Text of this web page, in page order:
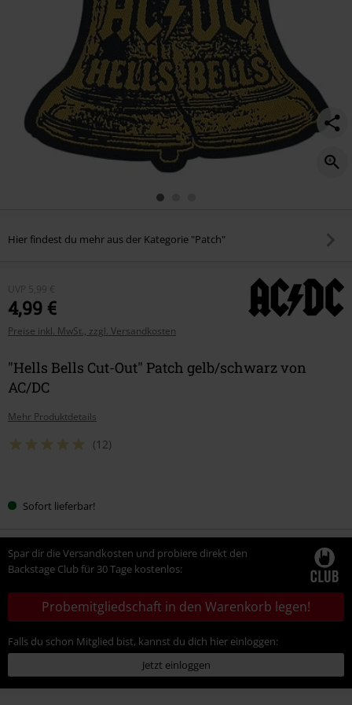
Hier findest du mehr aus der Kategorie "Patch"
UVP 5,99 €
4,99 €
Preise inkl. MwSt., zzgl. Versandkosten
"Hells Bells Cut-Out" Patch gelb/schwarz von
AC/DC
Mehr Produktdetails
(12)
deineSofort lieferbar!
Spar dir die Versandkosten und probiere direkt den
Backstage Club für 30 Tage kostenlos:
Probemitgliedschaft in den Warenkorb legen!
Falls du schon Mitglied bist, kannst du dich hier einloggen:
Jetzt einloggen